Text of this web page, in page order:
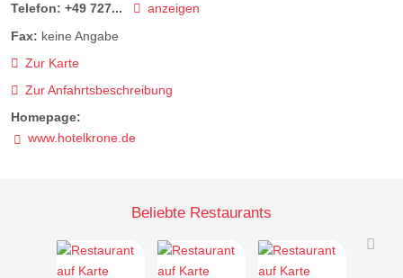
Telefon: +49 727...
anzeigen
Fax: keine Angabe
Zur Karte
Zur Anfahrtsbeschreibung
Homepage:
www.hotelkrone.de
Beliebte Restaurants